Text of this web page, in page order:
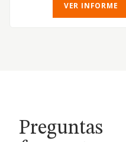
VER INFORME
Preguntas